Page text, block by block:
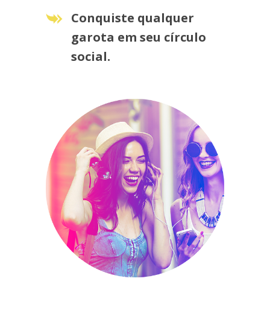
Conquiste qualquer
garota em seu círculo
social.